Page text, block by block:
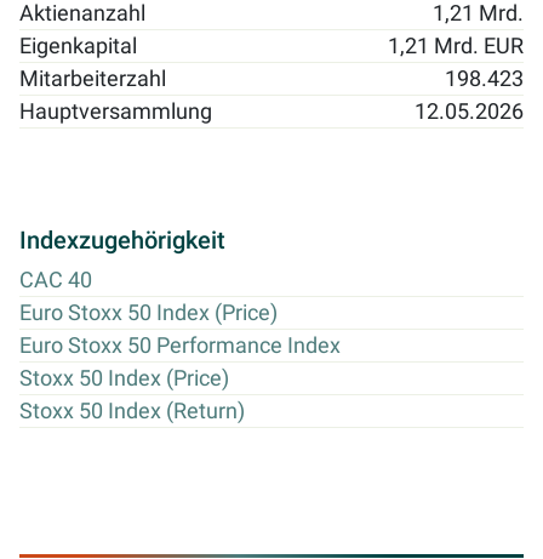
Aktienanzahl
1,21 Mrd.
Eigenkapital
1,21 Mrd. EUR
Mitarbeiterzahl
198.423
Hauptversammlung
12.05.2026
Indexzugehörigkeit
CAC 40
Euro Stoxx 50 Index (Price)
Euro Stoxx 50 Performance Index
Stoxx 50 Index (Price)
Stoxx 50 Index (Return)